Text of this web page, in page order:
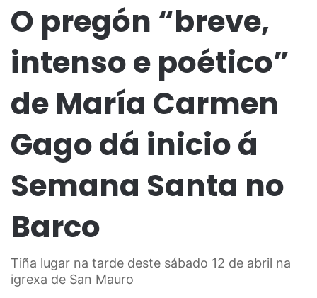
O pregón “breve,
intenso e poético”
de María Carmen
Gago dá inicio á
Semana Santa no
Barco
Tiña lugar na tarde deste sábado 12 de abril na
igrexa de San Mauro